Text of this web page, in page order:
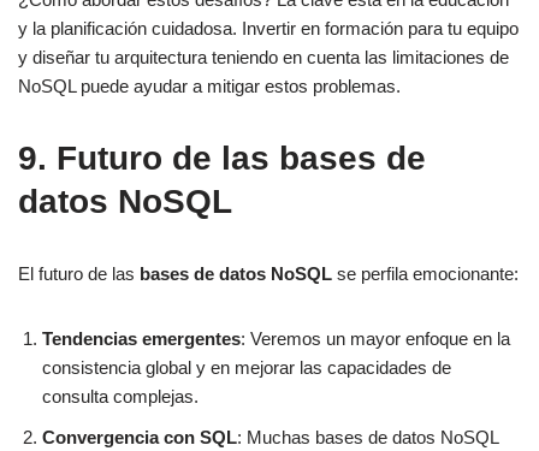
y la planificación cuidadosa. Invertir en formación para tu equipo
y diseñar tu arquitectura teniendo en cuenta las limitaciones de
NoSQL puede ayudar a mitigar estos problemas.
9. Futuro de las bases de
datos NoSQL
El futuro de las bases de datos NoSQL se perfila emocionante:
Tendencias emergentes: Veremos un mayor enfoque en la
consistencia global y en mejorar las capacidades de
consulta complejas.
Convergencia con SQL: Muchas bases de datos NoSQL